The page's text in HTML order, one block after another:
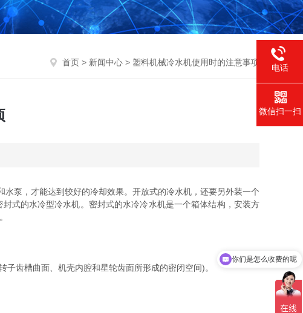
首页 > 新闻中心 > 塑料机械冷水机使用时的注意事项
泵，才能达到较好的冷却效果。开放式的冷水机，还要另外装一个
式的水冷型冷水机。密封式的水冷冷水机是一个箱体结构，安装方
齿槽曲面、机壳内腔和星轮齿面所形成的密闭空间)。
电话
微信扫一扫
你们是怎么收费的呢